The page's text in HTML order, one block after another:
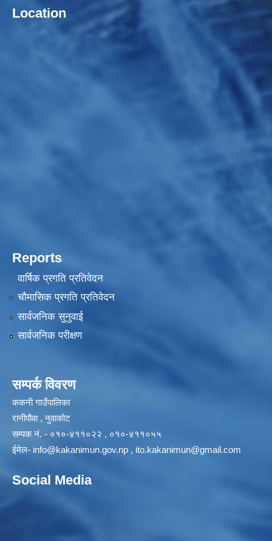
Location
Reports
वार्षिक प्रगति प्रतिवेदन
चौमासिक प्रगति प्रतिवेदन
सार्वजनिक सुनुवाई
सार्वजनिक परीक्षण
सम्पर्क विवरण
ककनी गाउँपालिका
रानीपौवा , नुवाकोट
सम्पक नं. - ०१०-४११०२२ , ०१०-४११०५५
ईमेल- info@kakanimun.gov.np , ito.kakanimun@gmail.com
Social Media